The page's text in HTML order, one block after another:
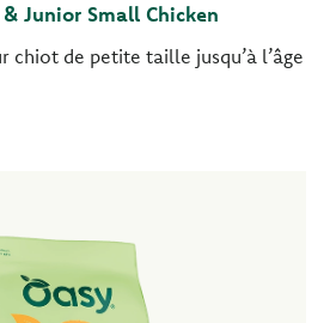
& Junior Small Chicken
de petite taille jusqu’à l’âge